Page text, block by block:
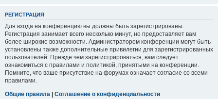
РЕГИСТРАЦИЯ
Для входа на конференцию вы должны быть зарегистрированы.
Регистрация занимает всего несколько минут, но предоставляет вам
более широкие возможности. Администратором конференции могут быть
установлены также дополнительные привилегии для зарегистрированных
пользователей. Прежде чем зарегистрироваться, вам следует
ознакомиться с правилами и политикой, принятыми на конференции.
Помните, что ваше присутствие на форумах означает согласие со всеми
правилами.
Общие правила | Соглашение о конфиденциальности